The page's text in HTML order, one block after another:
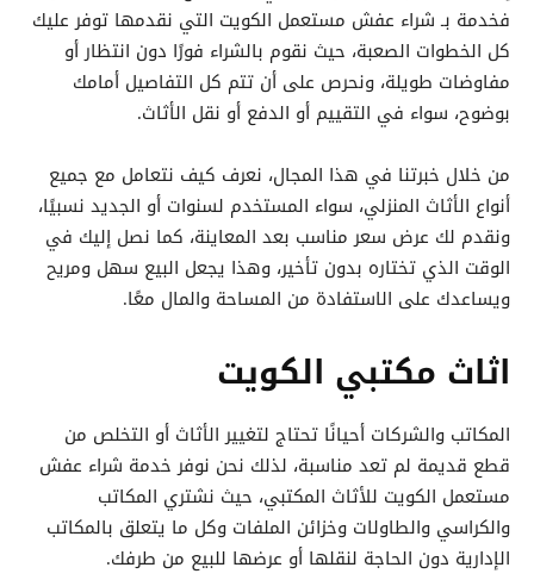
فخدمة بـ شراء عفش مستعمل الكويت التي نقدمها توفر عليك
كل الخطوات الصعبة، حيث نقوم بالشراء فورًا دون انتظار أو
مفاوضات طويلة، ونحرص على أن تتم كل التفاصيل أمامك
بوضوح، سواء في التقييم أو الدفع أو نقل الأثاث.
من خلال خبرتنا في هذا المجال، نعرف كيف نتعامل مع جميع
أنواع الأثاث المنزلي، سواء المستخدم لسنوات أو الجديد نسبيًا،
ونقدم لك عرض سعر مناسب بعد المعاينة، كما نصل إليك في
الوقت الذي تختاره بدون تأخير، وهذا يجعل البيع سهل ومريح
ويساعدك على الاستفادة من المساحة والمال معًا.
اثاث مكتبي الكويت
المكاتب والشركات أحيانًا تحتاج لتغيير الأثاث أو التخلص من
قطع قديمة لم تعد مناسبة، لذلك نحن نوفر خدمة شراء عفش
مستعمل الكويت للأثاث المكتبي، حيث نشتري المكاتب
والكراسي والطاولات وخزائن الملفات وكل ما يتعلق بالمكاتب
الإدارية دون الحاجة لنقلها أو عرضها للبيع من طرفك.